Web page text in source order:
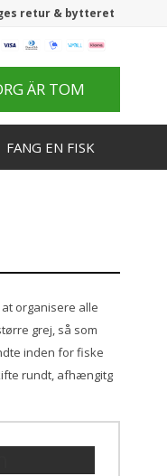
retur & bytteret
ÄR TOM
FANG EN FISK
organisere alle
grej, så som
inden for fiske
rundt, afhængitg